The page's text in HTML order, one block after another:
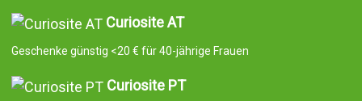
Curiosite AT
Geschenke günstig <20 € für 40-jährige Frauen
Curiosite PT